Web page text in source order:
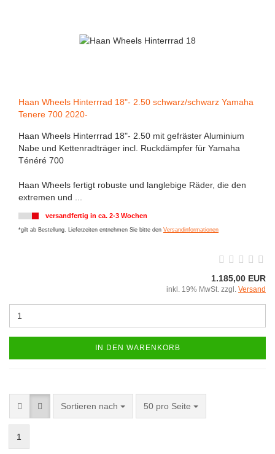
Haan Wheels Hinterrrad 18"- 2.50 schwarz/schwarz Yamaha
Tenere 700 2020-
Haan Wheels Hinterrrad 18"- 2.50 mit gefräster Aluminium
Nabe und Kettenradträger incl. Ruckdämpfer für Yamaha
Ténéré 700
Haan Wheels fertigt robuste und langlebige Räder, die den
extremen und ...
versandfertig in ca. 2-3 Wochen
*gilt ab Bestellung. Lieferzeiten entnehmen Sie bitte den Versandinformationen
1.185,00 EUR
inkl. 19% MwSt. zzgl. Versand
IN DEN WARENKORB
Sortieren nach 50 pro Seite
1